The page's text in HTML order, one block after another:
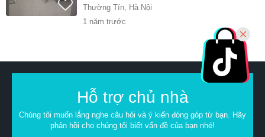
Thường Tín, Hà Nội
1 năm trước
Hỗ trợ chủ nhà
Chúng tôi muốn lắng nghe câu hỏi và ý kiến đóng góp từ bạn. Hãy
phản hồi cho chúng tôi biết vấn đề của bạn nhé!